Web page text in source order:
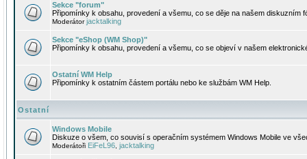
Sekce "forum"
Připomínky k obsahu, provedení a všemu, co se děje na našem diskuzním
Moderátorjacktalking
Sekce "eShop (WM Shop)"
Připomínky k obsahu, provedení a všemu, co se objeví v našem
Ostatní WM Help
Připomínky k ostatním částem portálu nebo ke službám WM Help.
Ostatní
Windows Mobile
Diskuze o všem, co souvisí s operačním systémem Windows Mobile ve
Moderátoři EiFeL96 jacktalking